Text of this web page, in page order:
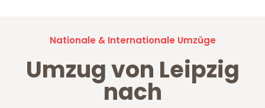
Nationale & Internationale Umzüge
Umzug von Leipzig
nach